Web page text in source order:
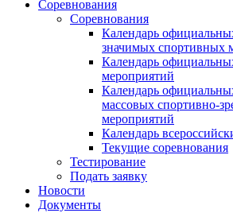
Соревнования
Соревнования
Календарь
значимых спортивных
Календарь
мероприятий
Календарь
массовых спортивно-
мероприятий
Календарь
Текущие соревнования
Тестирование
Подать заявку
Новости
Документы